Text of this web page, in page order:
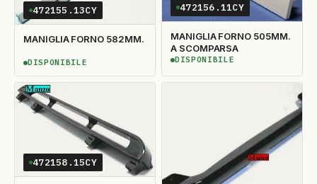
472155.13CY
MANIGLIA FORNO 582MM.
DISPONIBILE
DISPONIBILE
472156.11CY
MANIGLIA FORNO 505MM.
A SCOMPARSA
DISPONIBILE
DISPONIBILE
472158.15CY